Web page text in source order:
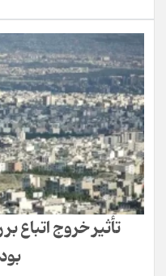
تأثیر خروج اتباع بر